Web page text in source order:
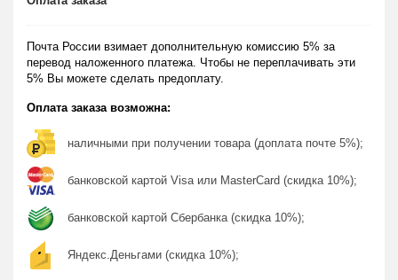
Почта России взимает дополнительную комиссию 5% за
перевод наложенного платежа. Чтобы не переплачивать эти
5% Вы можете сделать предоплату.
Оплата заказа возможна:
наличными при получении товара (доплата почте 5%);
банковской картой Visa или MasterCard (скидка 10%);
банковской картой Сбербанка (скидка 10%);
Яндекс.Деньгами (скидка 10%);